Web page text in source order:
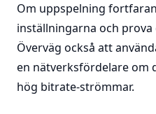
Om uppspelning
inställningarna och
Överväg också att
en nätverksfördelare om
hög bitrate-strömmar.